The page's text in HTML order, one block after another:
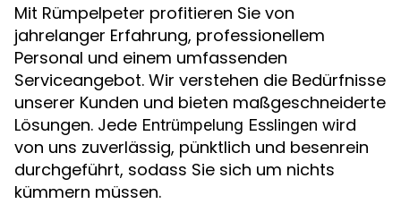
Mit Rümpelpeter profitieren Sie von
jahrelanger Erfahrung, professionellem
Personal und einem umfassenden
Serviceangebot. Wir verstehen die Bedürfnisse
unserer Kunden und bieten maßgeschneiderte
Lösungen. Jede Entrümpelung Esslingen wird
von uns zuverlässig, pünktlich und besenrein
durchgeführt, sodass Sie sich um nichts
kümmern müssen.